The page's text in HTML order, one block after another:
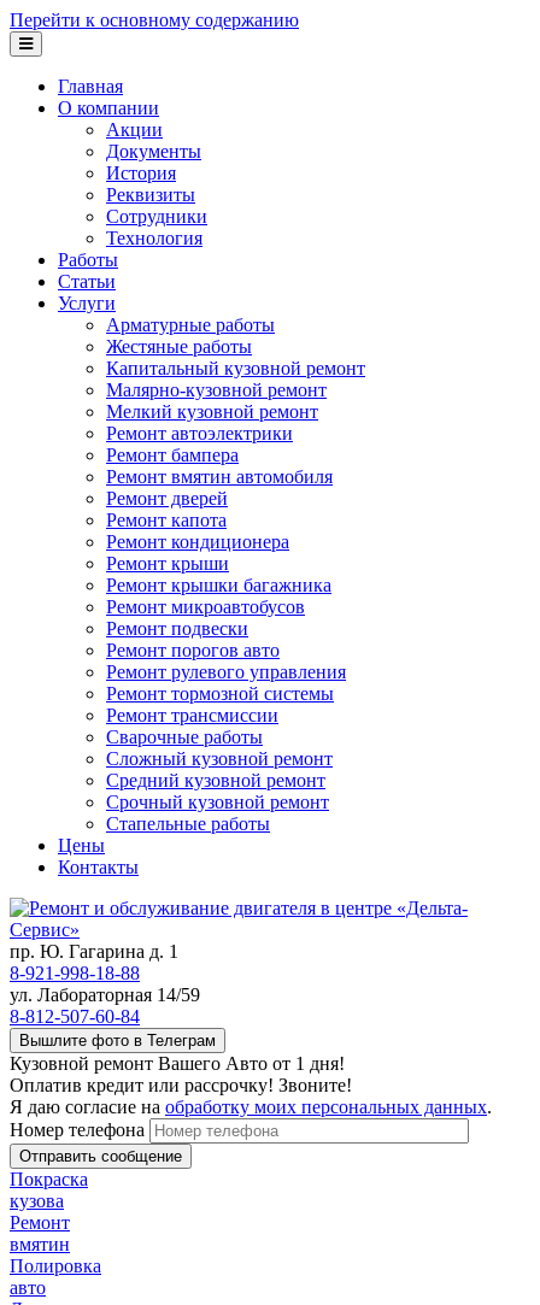
Перейти к основному содержанию
Главная
О компании
Акции
Документы
История
Реквизиты
Сотрудники
Технология
Работы
Статьи
Услуги
Арматурные работы
Жестяные работы
Капитальный кузовной ремонт
Малярно-кузовной ремонт
Мелкий кузовной ремонт
Ремонт автоэлектрики
Ремонт бампера
Ремонт вмятин автомобиля
Ремонт дверей
Ремонт капота
Ремонт кондиционера
Ремонт крыши
Ремонт крышки багажника
Ремонт микроавтобусов
Ремонт подвески
Ремонт порогов авто
Ремонт рулевого управления
Ремонт тормозной системы
Ремонт трансмиссии
Сварочные работы
Сложный кузовной ремонт
Средний кузовной ремонт
Срочный кузовной ремонт
Стапельные работы
Цены
Контакты
пр. Ю. Гагарина д. 1
8-921-998-18-88
ул. Лабораторная 14/59
8-812-507-60-84
Вышлите фото в Телеграм
Кузовной ремонт Вашего Авто от 1 дня!
Оплатив кредит или рассрочку! Звоните!
Я даю согласие на обработку моих персональных данных.
Номер телефона
Покраска
кузова
Ремонт
вмятин
Полировка
авто